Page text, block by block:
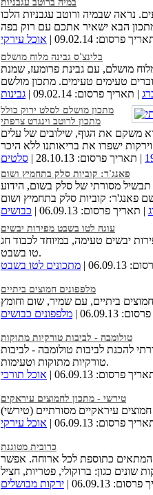
במיה ברוטב עגבניות
נראה שבמיה ורוטב עגבניות הלכו
פרסום: 09.02.14 | אוכל עירקי
בלינצ'ס גבינה מלוח מושלם
מושלם, עם גבינת פרומעז, שמנת
| תאריך פרסום: 09.02.14 | גבינות
מתכון מושלם לסלט ירוק כולל
מתכון לרוטב וינגרט צרפתי
משקם את הגוף, שילובים של עלים
| תאריך פרסום: 28.10.13 | סלטים
פאנג'ר: קוביות סלק בתחמיץ ושום
תבשיל מסורתי של סלק בשום, הידוע
| תאריך פרסום: 06.09.13 | כבושים
עוגה לטו בשבט מפירות יבשים
יבשים טעימה, במיוחד לכבוד חג
טו בשבט.
|
מתכונים לטו בשבט
מלפפונים חמוצים ביתיים
06.09.13 | מלפפונים כבושים
טולומבה - לביבות טורקיות מתוקות
להכנת לביבות טולומבה - לביבות
טורקיות מתוקות וטעימות.
פרסום: 06.09.13 |
אוכל תורכי
טירשי - מתכון לחמוצים עיראקים
פרסום: 06.09.13 | אוכל עירקי
כרובית מטוגנת
המתאים כתוספת לכל ארוחה. אפשר
06.09.13 | ירקות מבושלים